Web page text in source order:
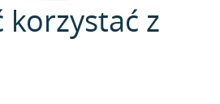
korzystać z